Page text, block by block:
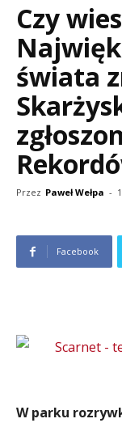
Czy
świata
Przez Paweł Wełpa -
Facebook
W parku